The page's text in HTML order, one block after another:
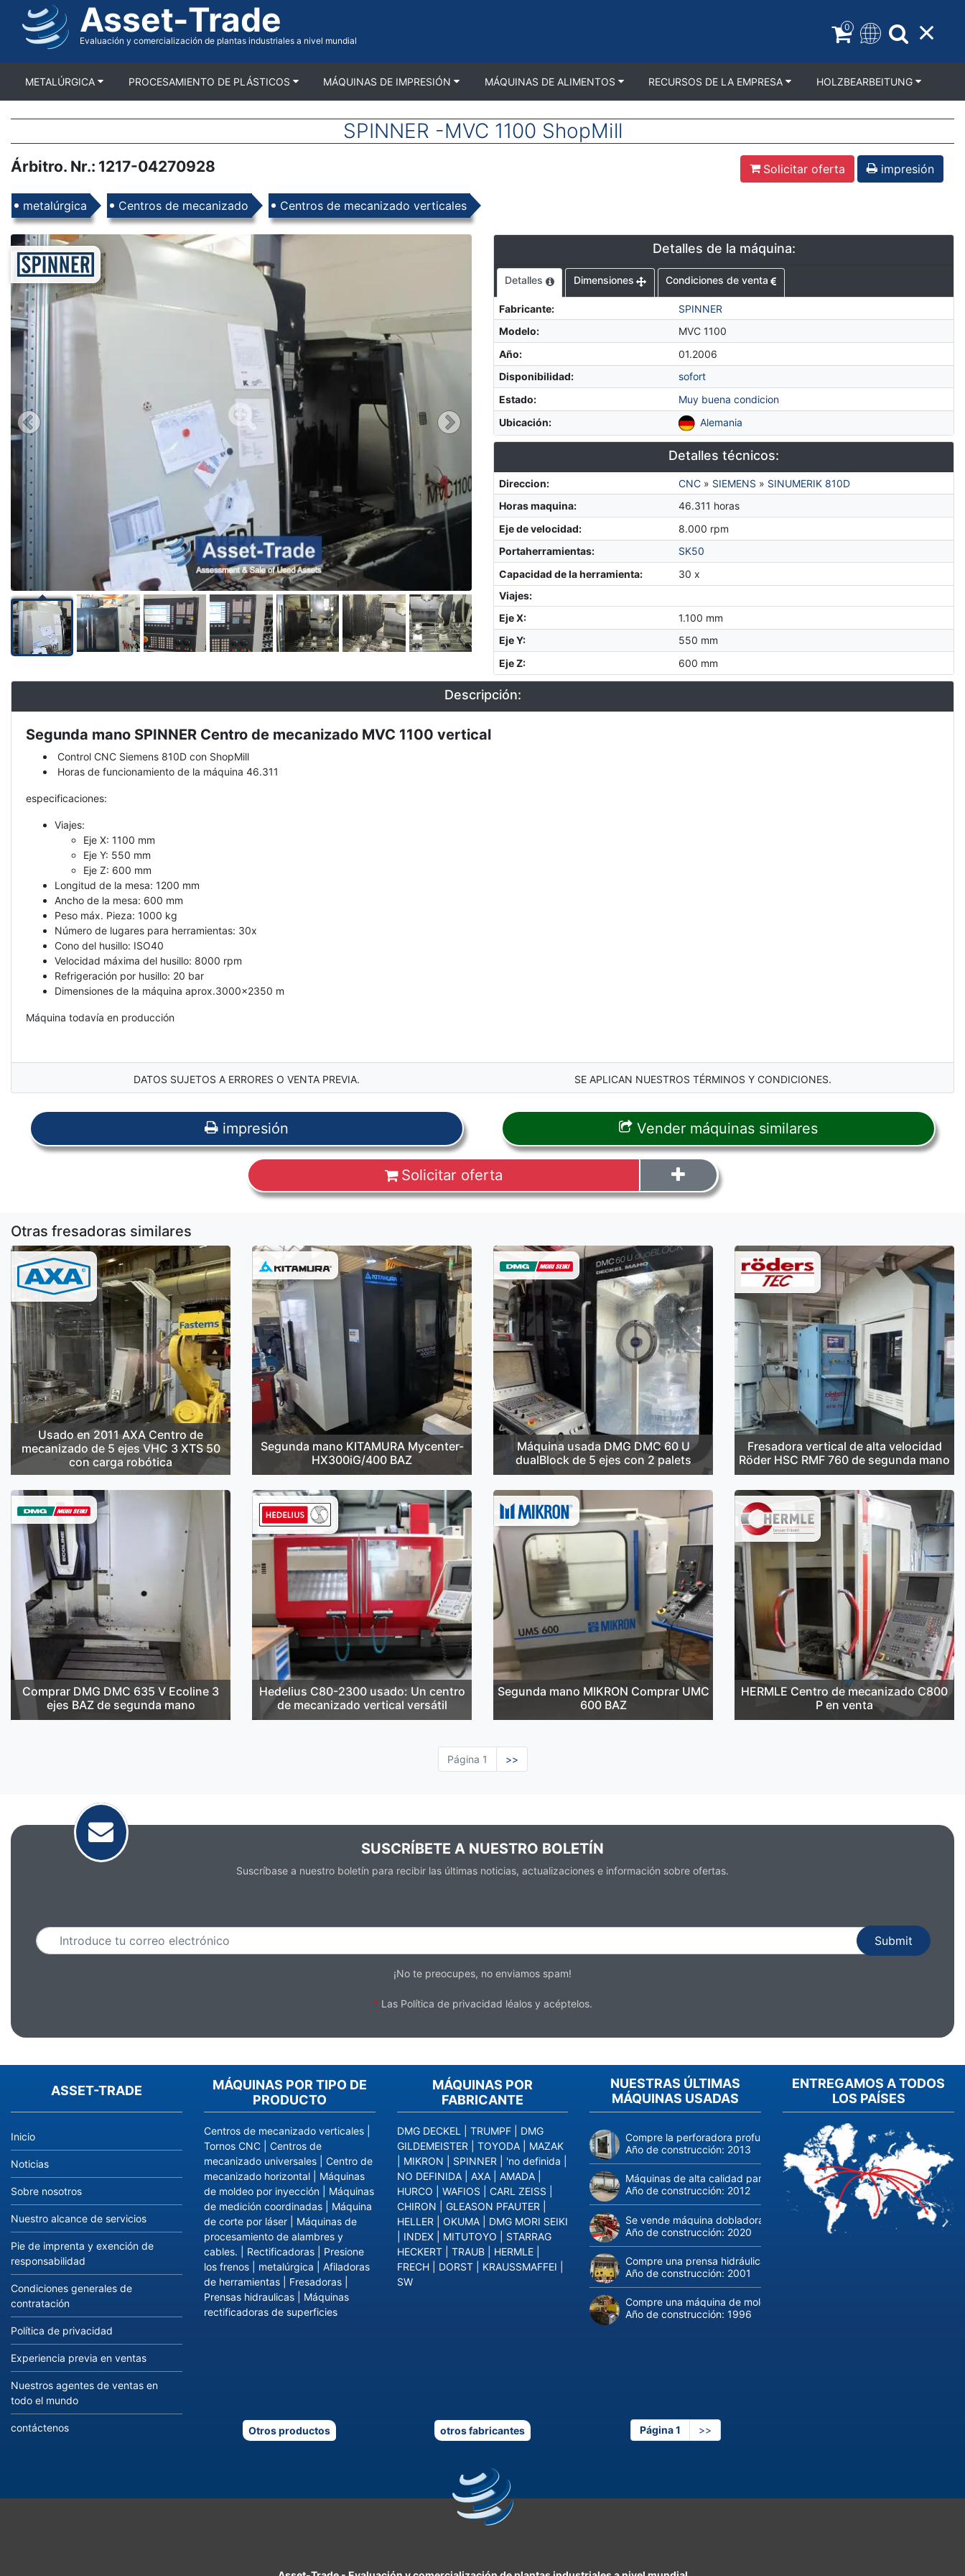
contenido
Asset-Trade
Evaluación y comercialización de plantas industriales a nivel mundial
0
METALÚRGICA PROCESAMIENTO DE PLÁSTICOS MÁQUINAS DE IMPRESIÓN MÁQUINAS DE ALIMENTOS RECURSOS DE LA EMPRESA HOLZBEARBEITUNG
SPINNER -MVC 1100 ShopMill
Árbitro. Nr.: 1217-04270928 Solicitar oferta impresión
Productos
metalúrgica Centros de mecanizado Centros de mecanizado verticales
Detalles de la máquina:
Detalles Dimensiones Condiciones de venta
Fabricante:
SPINNER
Modelo:
MVC 1100
Año:
01.2006
Disponibilidad:
sofort
Estado:
Muy buena condicion
Ubicación: Alemania
Detalles técnicos:
Direccion: CNC » SIEMENS » SINUMERIK 810D
Horas maquina:
46.311 horas
Eje de velocidad:
8.000 rpm
Portaherramientas:
SK50
Capacidad de la herramienta:
30 x
Viajes:
Eje X:
1.100 mm
Eje Y:
550 mm
Eje Z: 600 mm
Descripción:
Mareas
Lecciones
Segunda mano SPINNER Centro de mecanizado MVC 1100 vertical
Control CNC Siemens 810D con ShopMill
Horas de funcionamiento de la máquina 46.311
especificaciones:
Viajes:
Eje X: 1100 mm
Eje Y: 550 mm
Eje Z: 600 mm
Longitud de la mesa: 1200 mm
Ancho de la mesa: 600 mm
Peso máx. Pieza: 1000 kg
Número de lugares para herramientas: 30x
Cono del husillo: ISO40
Velocidad máxima del husillo: 8000 rpm
Refrigeración por husillo: 20 bar
Dimensiones de la máquina aprox.3000x2350 m
Máquina todavía en producción
DATOS SUJETOS A ERRORES O VENTA PREVIA. SE APLICAN NUESTROS TÉRMINOS Y CONDICIONES.
impresión Vender máquinas similares
Solicitar oferta
Otras fresadoras similares
Usado en 2011 AXA Centro de
mecanizado de 5 ejes VHC 3 XTS 50
con carga robótica
Segunda mano KITAMURA Mycenter-
HX300iG/400 BAZ
Máquina usada DMG DMC 60 U
dualBlock de 5 ejes con 2 palets
Fresadora vertical de alta velocidad
Röder HSC RMF 760 de segunda mano
Comprar DMG DMC 635 V Ecoline 3
ejes BAZ de segunda mano
Hedelius C80-2300 usado: Un centro
de mecanizado vertical versátil
Segunda mano MIKRON Comprar UMC
600 BAZ
HERMLE Centro de mecanizado C800
P en venta
Página 1
página
siguiente
>>
SUSCRÍBETE A NUESTRO BOLETÍN
Suscríbase a nuestro boletín para recibir las últimas noticias, actualizaciones e información sobre ofertas.
¡No te preocupes, no enviamos spam!
* Las Política de privacidad léalos y acéptelos.
ASSET-TRADE
Inicio
Noticias
Sobre nosotros
Nuestro alcance de servicios
Pie de imprenta y exención de
responsabilidad
Condiciones generales de
contratación
Política de privacidad
Experiencia previa en ventas
Nuestros agentes de ventas en
todo el mundo
contáctenos
NUESTRAS ÚLTIMAS
MÁQUINAS USADAS
Compre la perforadora profunda RASOMA FZS 3200 (año de
Año de construcción: 2013
Máquinas de alta calidad para la producción y el procesamiento de
Año de construcción: 2012
Se vende máquina dobladora de tubos CNC de alta calidad Transfluid
Año de construcción: 2020
Compre una prensa hidráulica ONAPRES de 800 toneladas usada.
Año de construcción: 2001
Compre una máquina de moldeo por inyección Husky E 3150 RS 170/
Año de construcción:1996
Página 1
página
siguiente
>>
MÁQUINAS POR TIPO DE
PRODUCTO
Centros de mecanizado verticales
Tornos CNC
Centros de
mecanizado universales
Centro de
mecanizado horizontal
Máquinas
de moldeo por inyección
Máquinas
de medición coordinadas
Máquina
de corte por láser
Máquinas de
procesamiento de alambres y
cables.
Rectificadoras
Presione
los frenos
metalúrgica
Afiladoras
de herramientas
Fresadoras
Prensas hidraulicas
Máquinas
rectificadoras de superficies
Otros productos
MÁQUINAS POR
FABRICANTE
DMG DECKEL TRUMPF
DMG
GILDEMEISTER
TOYODA
MAZAK
MIKRON SPINNER 'no definida
NO DEFINIDA
AXA AMADA
HURCO
WAFIOS CARL ZEISS
CHIRON
GLEASON PFAUTER
HELLER
OKUMA
DMG MORI SEIKI
INDEX MITUTOYO
STARRAG
HECKERT
TRAUB HERMLE
FRECH
DORST KRAUSSMAFFEI
SW
otros fabricantes
ENTREGAMOS A TODOS
LOS PAÍSES